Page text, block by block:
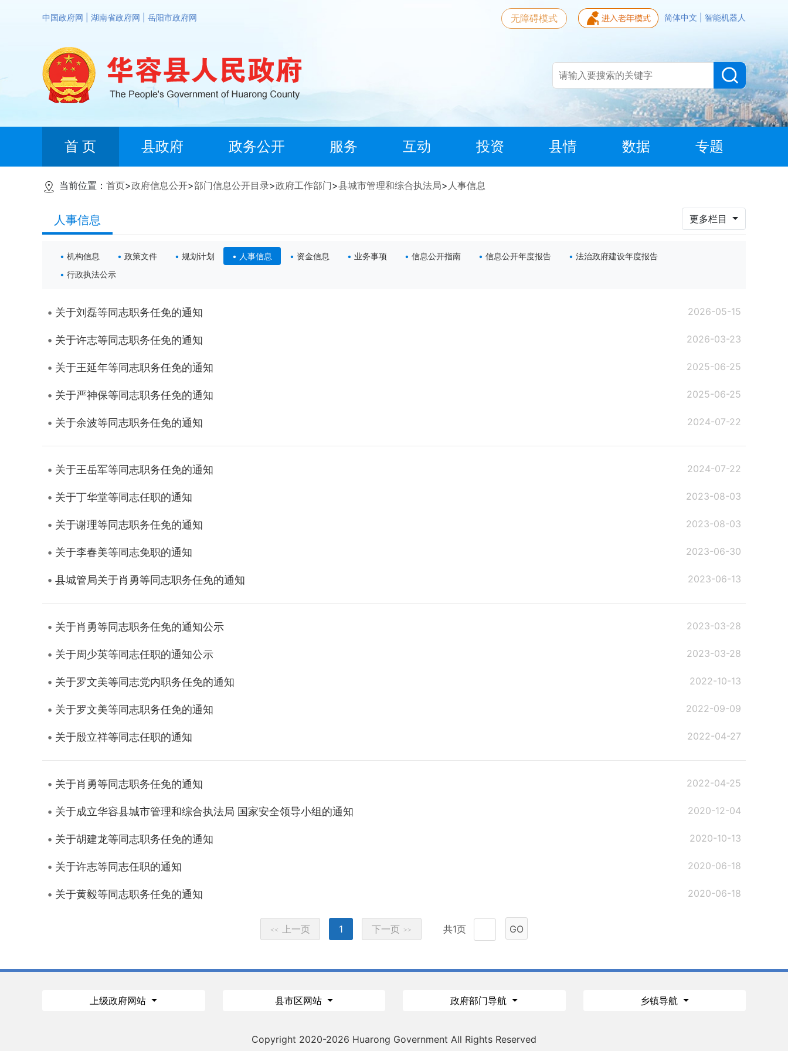
中国政府网 湖南省政府网 岳阳市政府网 简体中文 智能机器人
无障碍模式
首 页 县政府 政务公开 服务 互动 投资 县情 数据 专题
当前位置： 首页>政府信息公开>部门信息公开目录>政府工作部门>县城市管理和综合执法局> 人事信息
人事信息 更多栏目
机构信息 政策文件 规划计划 人事信息 资金信息 业务事项 信息公开指南 信息公开年度报告
法治政府建设年度报告
行政执法公示
关于刘磊等同志职务任免的通知 2026-05-15
关于许志等同志职务任免的通知 2026-03-23
关于王延年等同志职务任免的通知 2025-06-25
关于严神保等同志职务任免的通知 2025-06-25
关于余波等同志职务任免的通知 2024-07-22
关于王岳军等同志职务任免的通知 2024-07-22
关于丁华堂等同志任职的通知 2023-08-03
关于谢理等同志职务任免的通知 2023-08-03
关于李春美等同志免职的通知 2023-06-30
县城管局关于肖勇等同志职务任免的通知 2023-06-13
关于肖勇等同志职务任免的通知公示 2023-03-28
关于周少英等同志任职的通知公示 2023-03-28
关于罗文美等同志党内职务任免的通知 2022-10-13
关于罗文美等同志职务任免的通知 2022-09-09
关于殷立祥等同志任职的通知 2022-04-27
关于肖勇等同志职务任免的通知 2022-04-25
关于成立华容县城市管理和综合执法局 国家安全领导小组的通知 2020-12-04
关于胡建龙等同志职务任免的通知 2020-10-13
关于许志等同志任职的通知 2020-06-18
关于黄毅等同志职务任免的通知 2020-06-18
<< 上一页 1 下一页 >> 共1页 GO
上级政府网站 县市区网站 政府部门导航 乡镇导航
Copyright 2020-2026 Huarong Government All Rights Reserved